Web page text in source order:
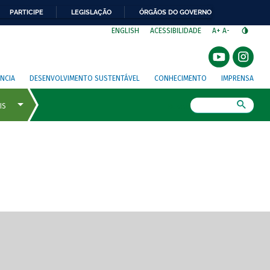
PARTICIPE LEGISLAÇÃO ÓRGÃOS DO GOVERNO
ENGLISH ACESSIBILIDADE A+ A-
DESENVOLVIMENTO SUSTENTÁVEL CONHECIMENTO IMPRENSA
de tela